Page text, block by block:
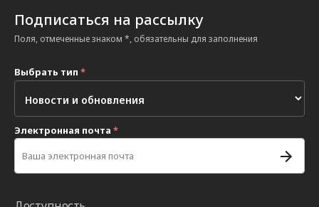
Подписаться на рассылку
Поля, отмеченные знаком *, обязательны для заполнения
Выбрать тип *
Электронная почта *